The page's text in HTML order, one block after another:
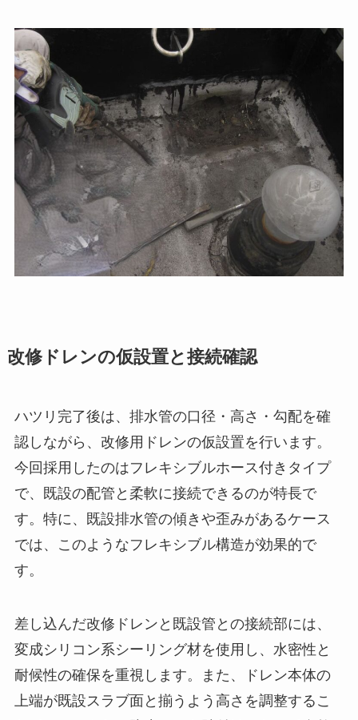
改修ドレンの仮設置と接続確認
ハツリ完了後は、排水管の口径・高さ・勾配を確
認しながら、改修用ドレンの仮設置を行います。
今回採用したのはフレキシブルホース付きタイプ
で、既設の配管と柔軟に接続できるのが特長で
す。特に、既設排水管の傾きや歪みがあるケース
では、このようなフレキシブル構造が効果的で
す。
差し込んだ改修ドレンと既設管との接続部には、
変成シリコン系シーリング材を使用し、水密性と
耐候性の確保を重視します。また、ドレン本体の
上端が既設スラブ面と揃うよう高さを調整するこ